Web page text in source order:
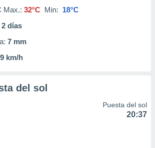
Max.: 32°C Min: 18°C
2 días
7 mm
9 km/h
del sol
Puesta del sol
20:37